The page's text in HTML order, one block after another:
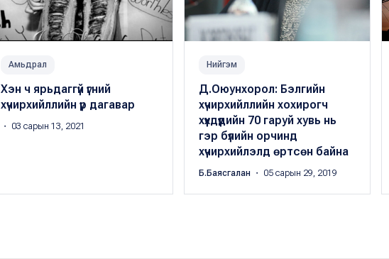
Амьдрал
Хэн ч ярьдаггүй үгний
хүчирхийллийн үр дагавар
・ 03 сарын 13, 2021
Нийгэм
Д.Оюунхорол: Бэлгийн
хүчирхийллийн хохирогч
хүүхдүүдийн 70 гаруй хувь нь
гэр бүлийн орчинд
хүчирхийлэлд өртсөн байна
Б.Баясгалан ・ 05 сарын 29, 2019